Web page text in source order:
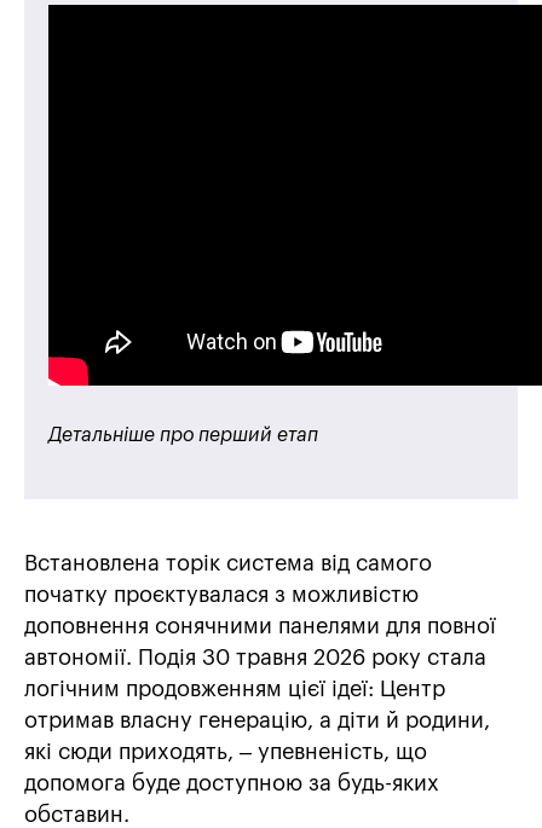
Детальніше про перший етап
Встановлена торік система від самого
початку проєктувалася з можливістю
доповнення сонячними панелями для повної
автономії. Подія 30 травня 2026 року стала
логічним продовженням цієї ідеї: Центр
отримав власну генерацію, а діти й родини,
які сюди приходять, – упевненість, що
допомога буде доступною за будь-яких
обставин.